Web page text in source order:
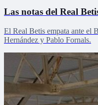
Las notas del Real
El Real Betis empata ante el
Hernández y Pablo Fornals.